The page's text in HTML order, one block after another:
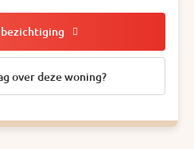
bezichtiging
over deze woning?